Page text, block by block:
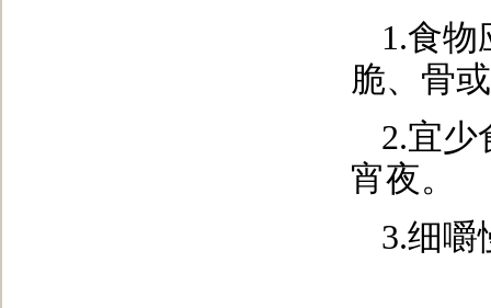
1.食
脆、骨
2.宜少
宵夜。
3.细嚼